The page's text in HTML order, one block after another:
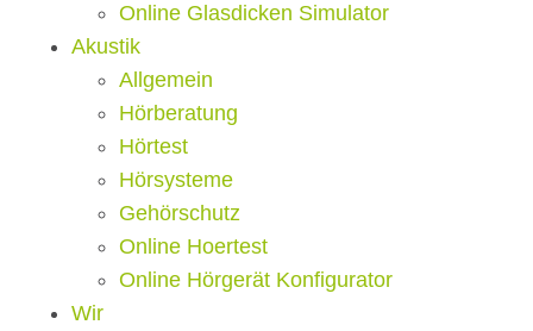
Online Glasdicken Simulator
Akustik
Allgemein
Hörberatung
Hörtest
Hörsysteme
Gehörschutz
Online Hoertest
Online Hörgerät Konfigurator
Wir